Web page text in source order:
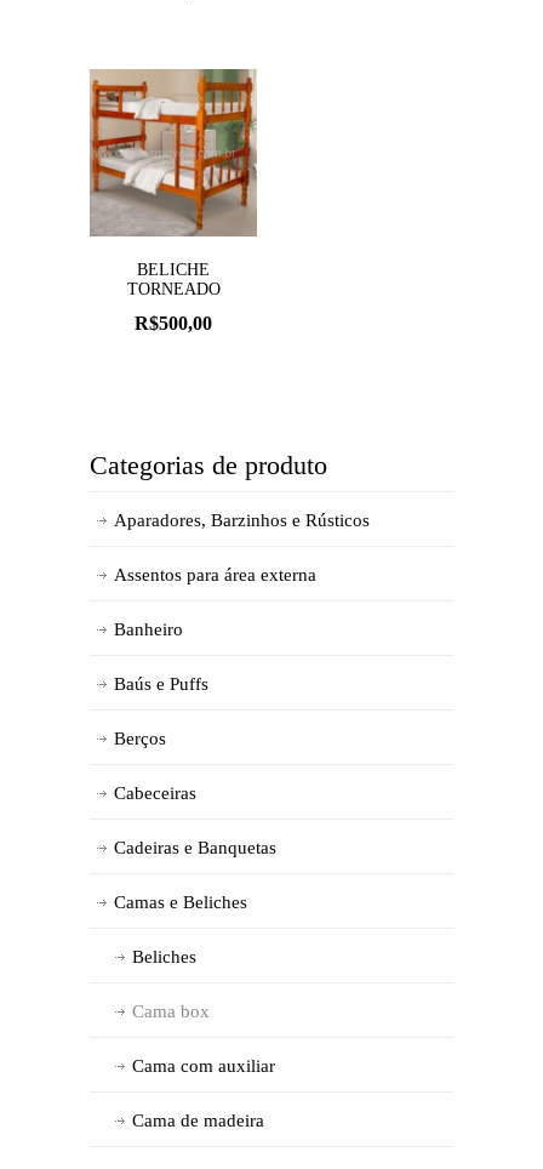
BELICHE
TORNEADO
R$500,00
Categorias de produto
Aparadores, Barzinhos e Rústicos
Assentos para área externa
Banheiro
Baús e Puffs
Berços
Cabeceiras
Cadeiras e Banquetas
Camas e Beliches
Beliches
Cama box
Cama com auxiliar
Cama de madeira